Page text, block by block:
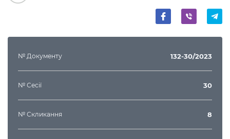
№ Документу 132-30/2023
№ Сесії 30
№ Скликання 8